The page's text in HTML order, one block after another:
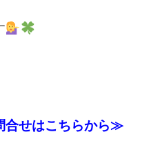
合せはこちらから≫